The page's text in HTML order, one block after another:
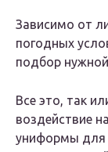
Зависимо от
погодных
подбор
Все это, так
воздействие
униформы для